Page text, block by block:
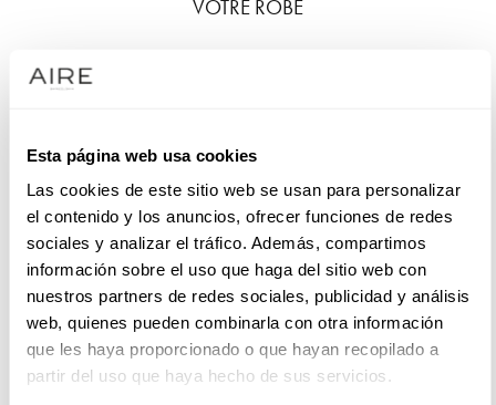
Esta página web usa cookies
Las cookies de este sitio web se usan para personalizar
el contenido y los anuncios, ofrecer funciones de redes
sociales y analizar el tráfico. Además, compartimos
información sobre el uso que haga del sitio web con
nuestros partners de redes sociales, publicidad y análisis
web, quienes pueden combinarla con otra información
que les haya proporcionado o que hayan recopilado a
partir del uso que haya hecho de sus servicios.
VOTRE ROBE